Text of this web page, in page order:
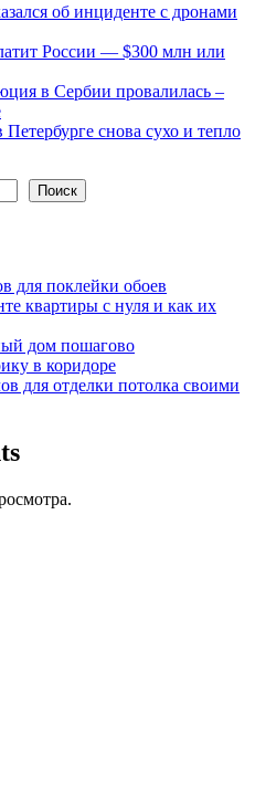
об инциденте с дронами
России — $300 млн или
в Сербии провалилась –
снова сухо и тепло
Поиск
для поклейки обоев
квартиры с нуля и как их
дом пошагово
в коридоре
для отделки потолка своими